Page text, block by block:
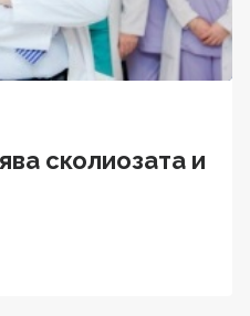
сколиозата и